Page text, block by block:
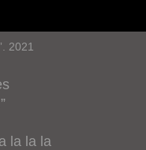
2021
la la la